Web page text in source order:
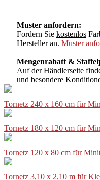
Muster anfordern:
Fordern Sie kostenlos
Hersteller an. Muster
Mengenrabatt &
Auf der Händlerseite
und besondere
Tornetz 240 x 160 cm für
Tornetz 180 x 120 cm für
Tornetz 120 x 80 cm für
Tornetz 3,10 x 2,10 m für